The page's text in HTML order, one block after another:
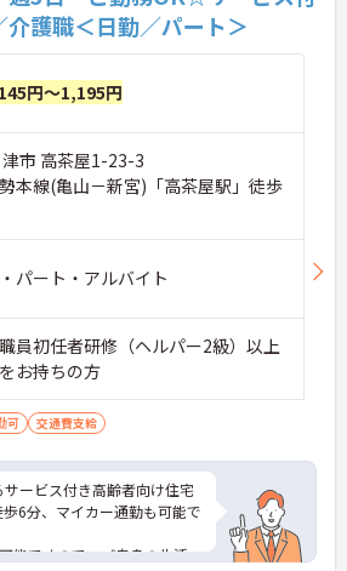
護職＜日勤／パート＞
円～1,195円
市 高茶屋1-23-3
本線(亀山－新宮)「高茶屋駅」徒歩
パート・アルバイト
員初任者研修（ヘルパー2級）以上
お持ちの方
可 交通費支給
ービス付き高齢者向け住宅
6分、マイカー通勤も可能で
能ですので、ご自身の生活